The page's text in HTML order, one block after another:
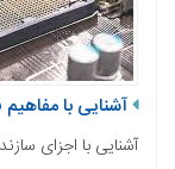
آشنایی با
آشنایی با اجزای